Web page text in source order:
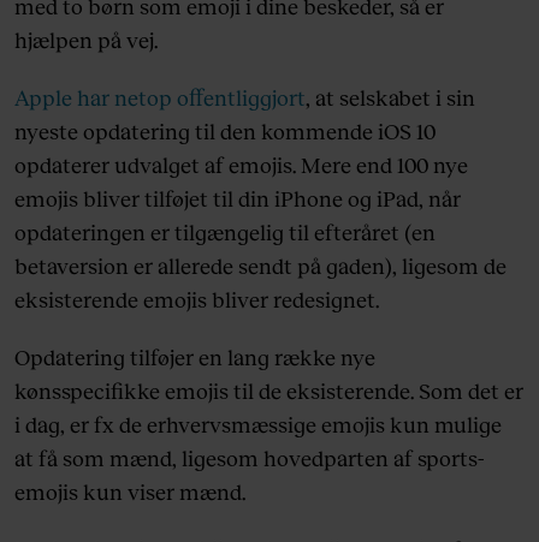
med to børn som emoji i dine beskeder, så er
hjælpen på vej.
Apple har netop offentliggjort, at selskabet i sin
nyeste opdatering til den kommende iOS 10
opdaterer udvalget af emojis. Mere end 100 nye
emojis bliver tilføjet til din iPhone og iPad, når
opdateringen er tilgængelig til efteråret (en
betaversion er allerede sendt på gaden), ligesom de
eksisterende emojis bliver redesignet.
Opdatering tilføjer en lang række nye
kønsspecifikke emojis til de eksisterende. Som det er
i dag, er fx de erhvervsmæssige emojis kun mulige
at få som mænd, ligesom hovedparten af sports-
emojis kun viser mænd.